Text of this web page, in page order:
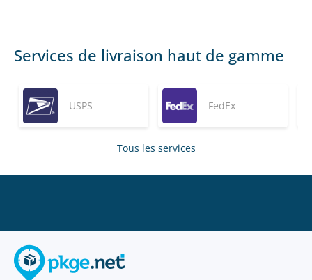
Services de livraison haut de gamme
USPS FedEx
Tous les services